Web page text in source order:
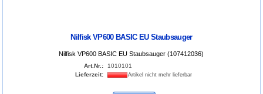
Nilfisk VP600 BASIC EU Staubsauger
Nilfisk VP600 BASIC EU Staubsauger (107412036)
Art.Nr.:
1010101
Lieferzeit:
Artikel nicht mehr lieferbar